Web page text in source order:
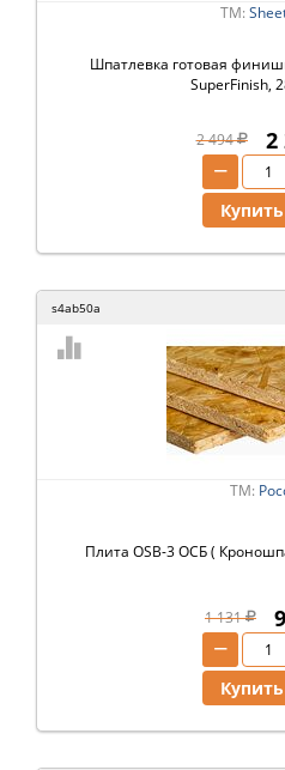
ТМ:
Шпатлевка готовая
SuperFinish,
2 494 2
−
Купить
s4ab50a
ТМ:
Плита OSB-3 ОСБ (
1 131
−
Купить